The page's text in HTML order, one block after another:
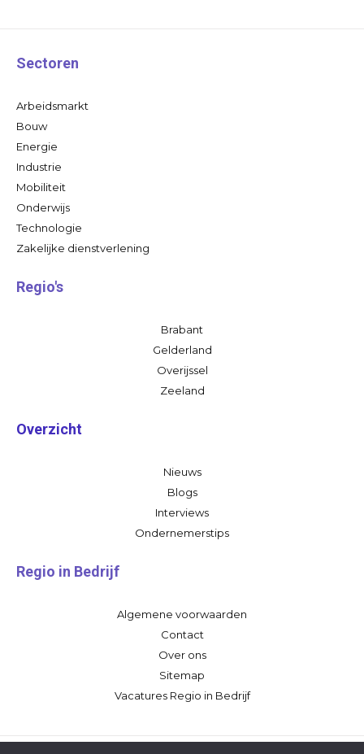
Sectoren
Arbeidsmarkt
Bouw
Energie
Industrie
Mobiliteit
Onderwijs
Technologie
Zakelijke dienstverlening
Regio's
Brabant
Gelderland
Overijssel
Zeeland
Overzicht
Nieuws
Blogs
Interviews
Ondernemerstips
Regio in Bedrijf
Algemene voorwaarden
Contact
Over ons
Sitemap
Vacatures Regio in Bedrijf